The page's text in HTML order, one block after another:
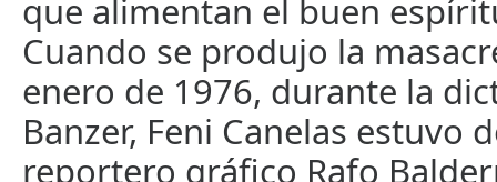
que alimentan el buen
Cuando se produjo la
enero de 1976, durante la
Banzer, Feni Canelas estuvo
reportero gráfico Rafo